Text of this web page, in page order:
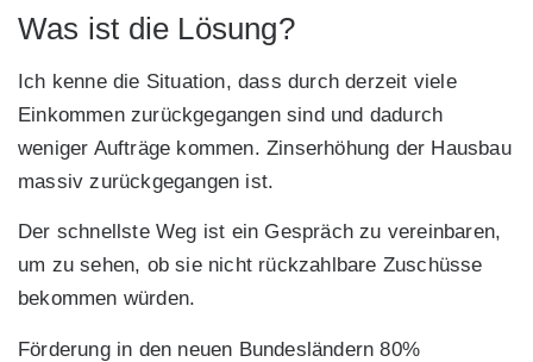
Was ist die Lösung?
Ich kenne die Situation, dass durch derzeit viele
Einkommen zurückgegangen sind und dadurch
weniger Aufträge kommen. Zinserhöhung der Hausbau
massiv zurückgegangen ist.
Der schnellste Weg ist ein Gespräch zu vereinbaren,
um zu sehen, ob sie nicht rückzahlbare Zuschüsse
bekommen würden.
Förderung in den neuen Bundesländern 80%